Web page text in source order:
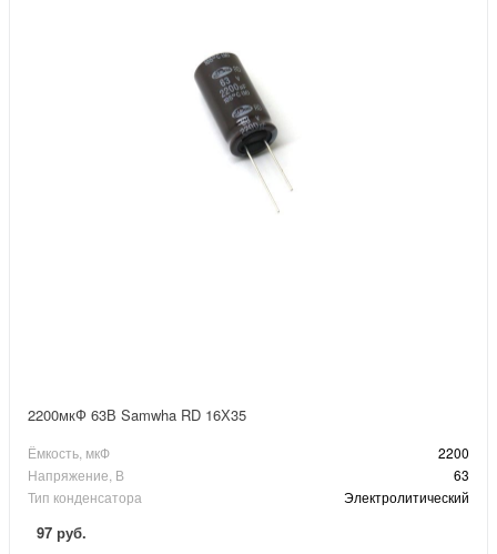
2200мкФ 63В Samwha RD 16Х35
Ёмкость, мкФ
2200
Напряжение, В
63
Тип конденсатора
Электролитический
97 руб.